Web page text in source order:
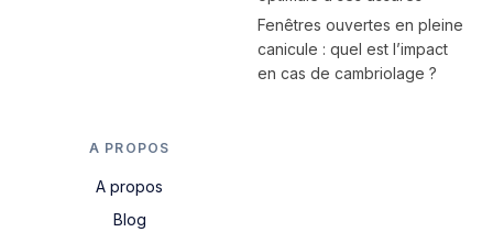
Fenêtres ouvertes en pleine
canicule : quel est l’impact
en cas de cambriolage ?
A PROPOS
A propos
Blog